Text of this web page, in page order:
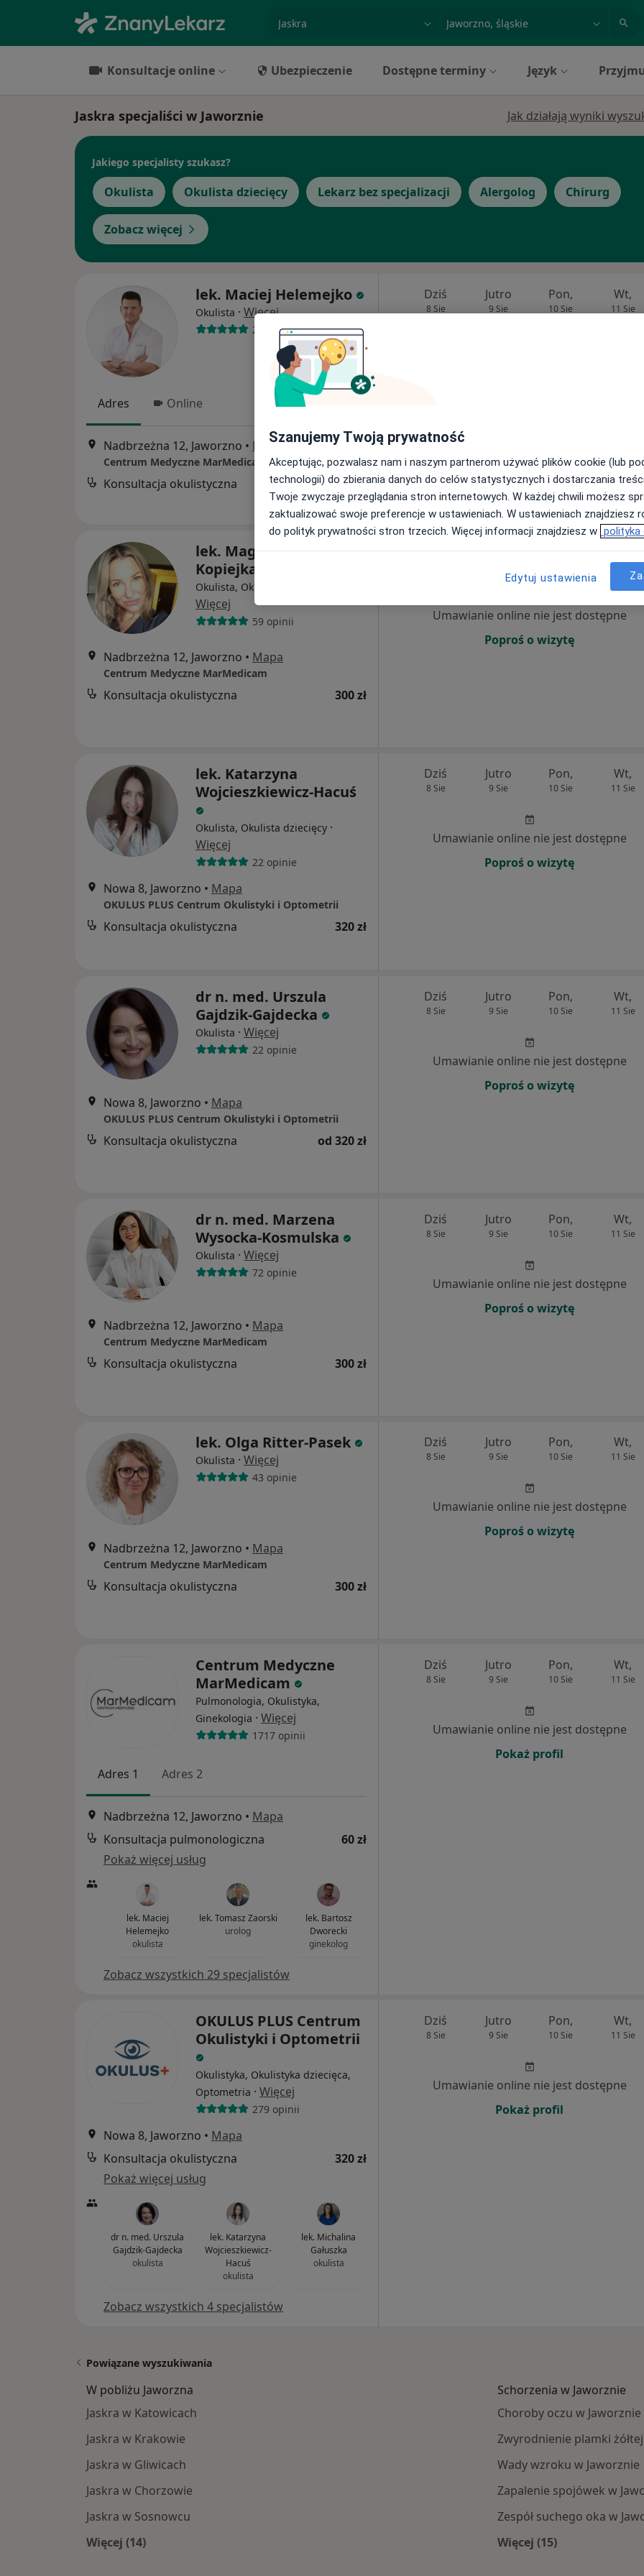
miasto lub dzielnica
Konsultacje online Ubezpieczenie Dostępne terminy Język
Jaskra specjaliści w Jaworznie Jak działają wyniki
Jakiego specjalisty szukasz?
Okulista Okulista dziecięcy Lekarz bez specjalizacji Alergolog Chirurg
Zobacz więcej
lek. Maciej Helemejko
Okulista · Więcej
292 opinie
Adres Online
Nadbrzeżna 12, Jaworzno • Mapa
Centrum Medyczne MarMedicam
Konsultacja okulistyczna 300 zł
Dziś
8 Sie
Jutro
9 Sie
Pon,
10 Sie
Wt,
11 Sie
lek. Magdalena Musiał-
Kopiejka
Okulista, Okulista dziecięcy
Więcej
59 opinii
Nadbrzeżna 12, Jaworzno • Mapa
Centrum Medyczne MarMedicam
Konsultacja okulistyczna 300 zł
11 Sie
Umawianie online nie jest dostępne
Poproś o wizytę
lek. Katarzyna
Wojcieszkiewicz-Hacuś
Okulista, Okulista dziecięcy ·
Więcej
22 opinie
Nowa 8, Jaworzno • Mapa
OKULUS PLUS Centrum Okulistyki i Optometrii
Konsultacja okulistyczna 320 zł
Dziś
8 Sie
Jutro
9 Sie
Pon,
10 Sie
Wt,
11 Sie
Umawianie online nie jest dostępne
Poproś o wizytę
dr n. med. Urszula
Gajdzik-Gajdecka
Okulista · Więcej
22 opinie
Nowa 8, Jaworzno • Mapa
OKULUS PLUS Centrum Okulistyki i Optometrii
Konsultacja okulistyczna od 320 zł
Dziś
8 Sie
Jutro
9 Sie
Pon,
10 Sie
Wt,
11 Sie
Umawianie online nie jest dostępne
Poproś o wizytę
dr n. med. Marzena
Wysocka-Kosmulska
Okulista · Więcej
72 opinie
Nadbrzeżna 12, Jaworzno • Mapa
Centrum Medyczne MarMedicam
Konsultacja okulistyczna 300 zł
Dziś
8 Sie
Jutro
9 Sie
Pon,
10 Sie
Wt,
11 Sie
Umawianie online nie jest dostępne
Poproś o wizytę
lek. Olga Ritter-Pasek
Okulista · Więcej
43 opinie
Nadbrzeżna 12, Jaworzno • Mapa
Centrum Medyczne MarMedicam
Konsultacja okulistyczna 300 zł
Dziś
8 Sie
Jutro
9 Sie
Pon,
10 Sie
Wt,
11 Sie
Umawianie online nie jest dostępne
Poproś o wizytę
Centrum Medyczne
MarMedicam
Pulmonologia, Okulistyka,
Ginekologia · Więcej
1717 opinii
Adres 1 Adres 2
Nadbrzeżna 12, Jaworzno • Mapa
Konsultacja pulmonologiczna
60 zł
Pokaż więcej usług
lek. Maciej
Helemejko
okulista
lek. Tomasz Zaorski
urolog
lek. Bartosz
Dworecki
ginekolog
Zobacz wszystkich 29 specjalistów
Dziś
8 Sie
Jutro
9 Sie
Pon,
10 Sie
Wt,
11 Sie
Umawianie online nie jest dostępne
Pokaż profil
OKULUS PLUS Centrum
Okulistyki i Optometrii
Okulistyka, Okulistyka dziecięca,
Optometria · Więcej
279 opinii
Nowa 8, Jaworzno • Mapa
Konsultacja okulistyczna
320 zł
Pokaż więcej usług
dr n. med. Urszula
Gajdzik-Gajdecka
okulista
lek. Katarzyna
Wojcieszkiewicz-
Hacuś
okulista
lek. Michalina
Gałuszka
okulista
Zobacz wszystkich 4 specjalistów
Dziś
8 Sie
Jutro
9 Sie
Pon,
10 Sie
Wt,
11 Sie
Umawianie online nie jest dostępne
Pokaż profil
Powiązane wyszukiwania
W pobliżu Jaworzna
Jaskra w Katowicach
Jaskra w Krakowie
Jaskra w Gliwicach
Jaskra w Chorzowie
Jaskra w Sosnowcu
Więcej (14)
Schorzenia w Jaworznie
Choroby oczu w Jaworznie
Zwyrodnienie plamki
Wady wzroku w Jaworznie
Zapalenie spojówek w
Zespół suchego oka w
Więcej (15)
Szanujemy Twoją prywatność
Akceptując, pozwalasz nam i naszym partnerom używać plików cookie (lub
technologii) do zbierania danych do celów statystycznych i dostarczania
Twoje zwyczaje przeglądania stron internetowych. W każdej chwili możesz
zaktualizować swoje preferencje w ustawieniach. W ustawieniach znajdziesz
do polityk prywatności stron trzecich. Więcej informacji znajdziesz w polityka
Edytuj ustawienia